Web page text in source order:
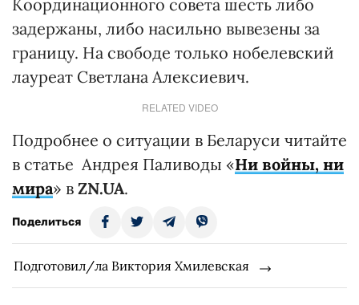
Координационного совета шесть либо
задержаны, либо насильно вывезены за
границу. На свободе только нобелевский
лауреат Светлана Алексиевич.
RELATED VIDEO
Подробнее о ситуации в Беларуси читайте
в статье Андрея Паливоды «Ни войны, ни
мира» в ZN.UA.
Поделиться
Подготовил/ла Виктория Хмилевская